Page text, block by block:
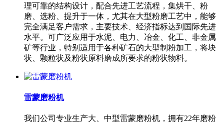
理可靠的结构设计，配合先进工艺流程，集烘干、粉
磨、选粉、提升于一体，尤其在大型粉磨工艺中，能够
完全满足客户需求，主要技术、经济指标达到国际先进
水平。可广泛应用于水泥、电力、冶金、化工、非金属
矿等行业，特别适用于各种矿石的大型制粉加工，将块
状、颗粒状及粉状原料磨成所要求的粉状物料。
雷蒙磨粉机
我们公司专业生产大、中型雷蒙磨粉机，拥有22年磨粉